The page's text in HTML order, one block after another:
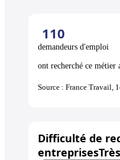
110
demandeurs d'emploi
ont recherché ce métier
Source : France Travail,
Difficulté de
entreprises